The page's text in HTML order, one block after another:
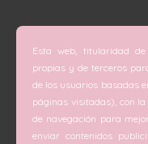
C/ San Vicente
C/ Doctor Melis nº
Teléfono
Esta web, titularidad de
propias y de terceros
de los usuarios basadas
páginas visitadas), con
de navegación para
enviar contenidos